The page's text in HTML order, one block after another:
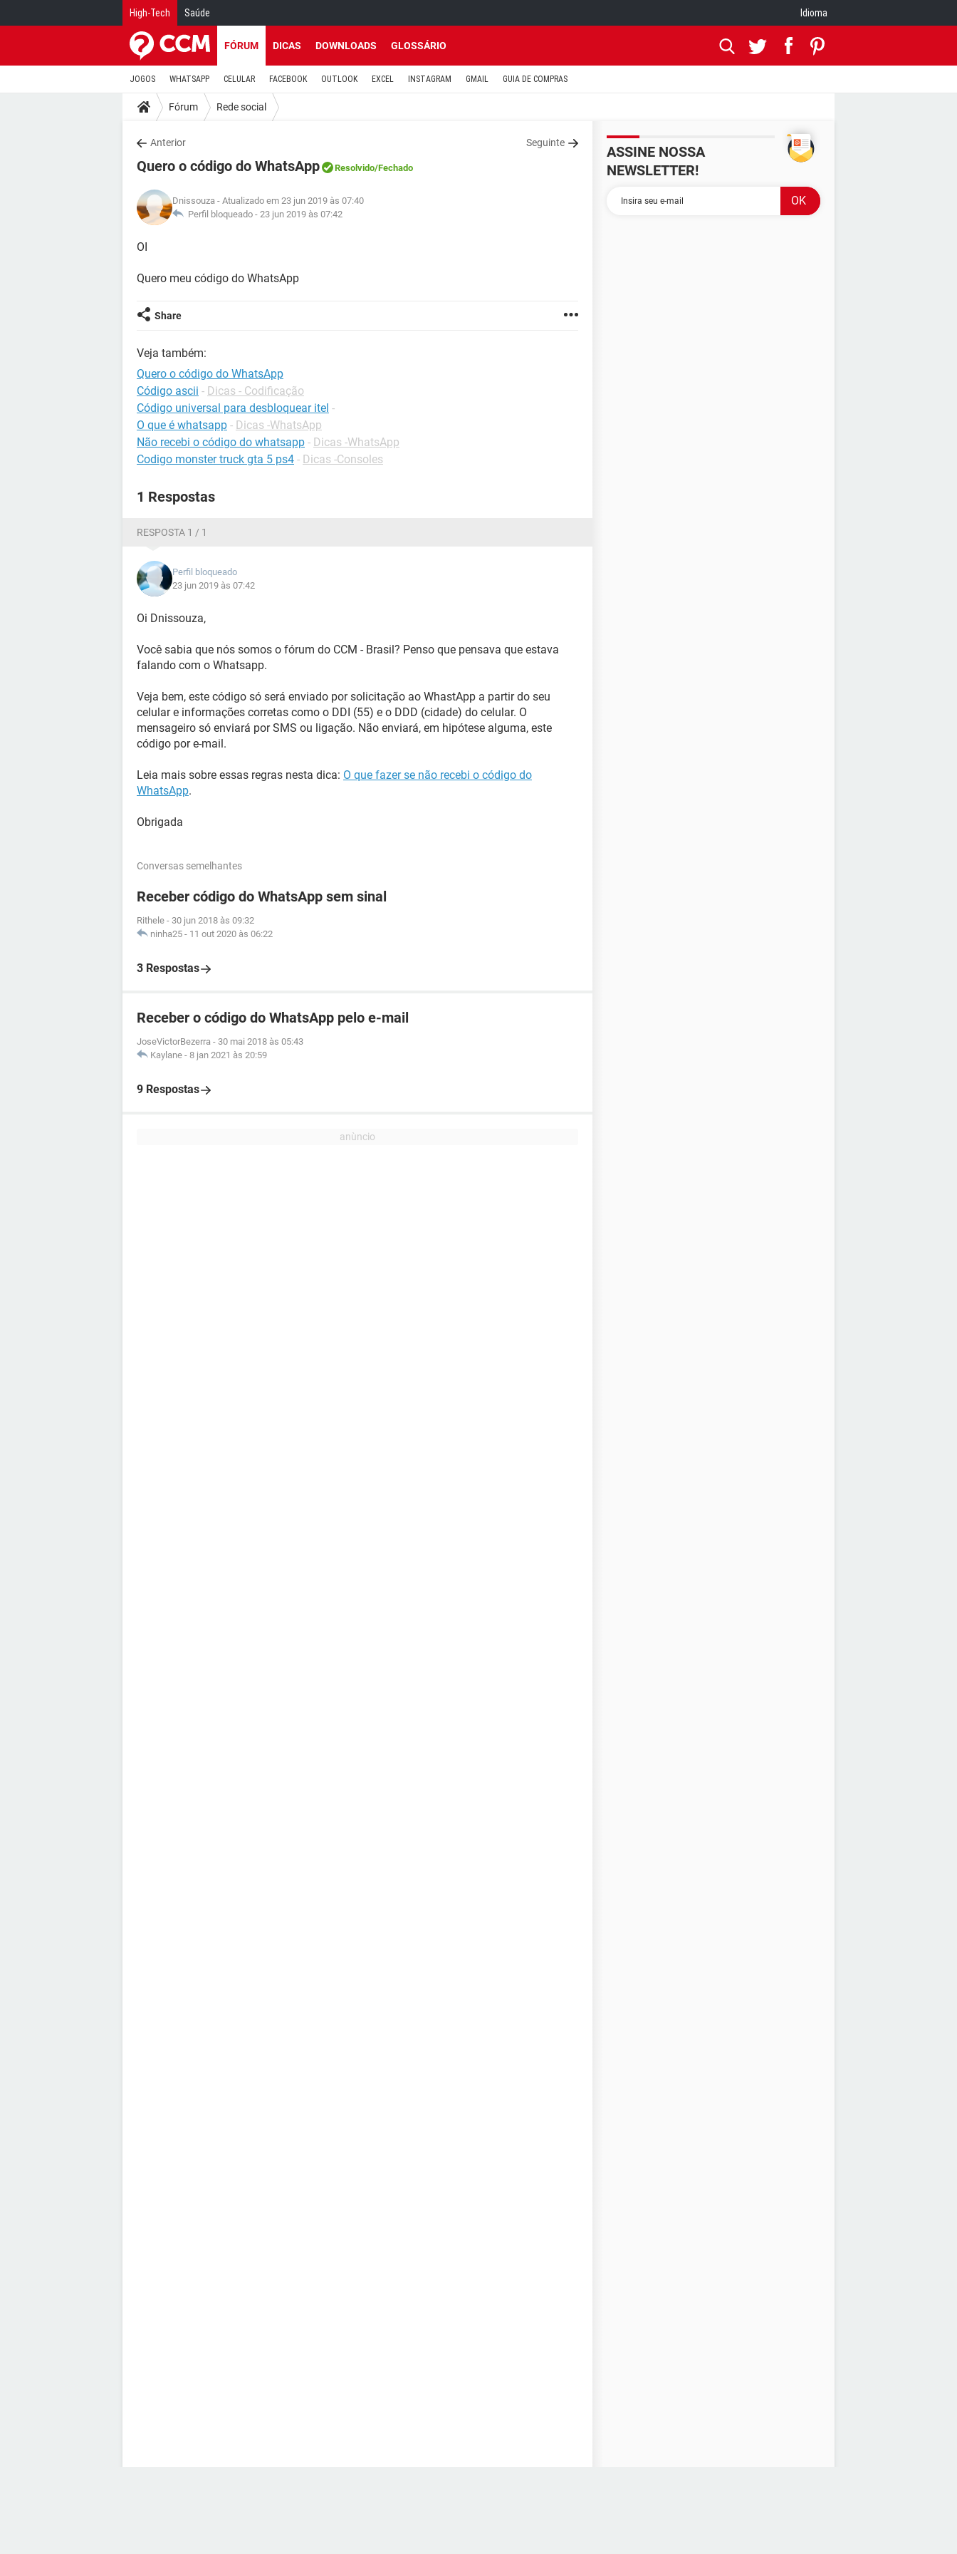
High-Tech Saúde Idioma
FÓRUM DICAS DOWNLOADS GLOSSÁRIO
JOGOS WHATSAPP CELULAR FACEBOOK OUTLOOK EXCEL INSTAGRAM GMAIL GUIA DE COMPRAS
Fórum Rede social
Anterior Seguinte
Quero o código do WhatsApp Resolvido/Fechado
Dnissouza - Atualizado em 23 jun 2019 às 07:40
Perfil bloqueado - 23 jun 2019 às 07:42
OI
Quero meu código do WhatsApp
Share
Veja também:
Quero o código do WhatsApp
Código ascii - Dicas - Codificação
Código universal para desbloquear itel -
O que é whatsapp - Dicas -WhatsApp
Não recebi o código do whatsapp - Dicas -WhatsApp
Codigo monster truck gta 5 ps4 - Dicas -Consoles
1 Respostas
RESPOSTA 1 / 1
Perfil bloqueado
23 jun 2019 às 07:42
Oi Dnissouza,
Você sabia que nós somos o fórum do CCM - Brasil? Penso que pensava que estava
falando com o Whatsapp.
Veja bem, este código só será enviado por solicitação ao WhastApp a partir do seu
celular e informações corretas como o DDI (55) e o DDD (cidade) do celular. O
mensageiro só enviará por SMS ou ligação. Não enviará, em hipótese alguma, este
código por e-mail.
Leia mais sobre essas regras nesta dica: O que fazer se não recebi o código do
WhatsApp.
Obrigada
Conversas semelhantes
Receber código do WhatsApp sem sinal
Rithele - 30 jun 2018 às 09:32
ninha25 - 11 out 2020 às 06:22
3 Respostas
Receber o código do WhatsApp pelo e-mail
JoseVictorBezerra - 30 mai 2018 às 05:43
Kaylane - 8 jan 2021 às 20:59
9 Respostas
ASSINE NOSSA
NEWSLETTER!